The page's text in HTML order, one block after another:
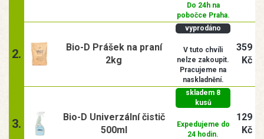
Do 24h na
pobočce Praha.
2.
Bio-D Prášek na praní
2kg
vyprodáno
V tuto chvíli
nelze zakoupit.
Pracujeme na
naskladnění.
359
Kč
3.
Bio-D Univerzální čistič
500ml
skladem 8
kusů
Expedujeme do
24 hodin.
129
Kč